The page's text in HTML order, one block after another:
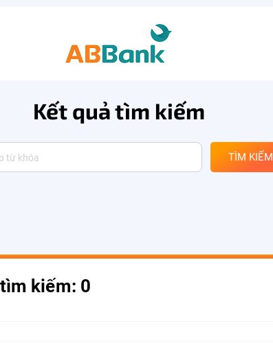
Kết quả tìm kiếm
TÌM KIẾM
kiếm: 0